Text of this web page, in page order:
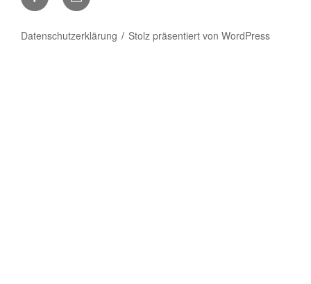
Mail
Datenschutzerklärung Stolz präsentiert von WordPress